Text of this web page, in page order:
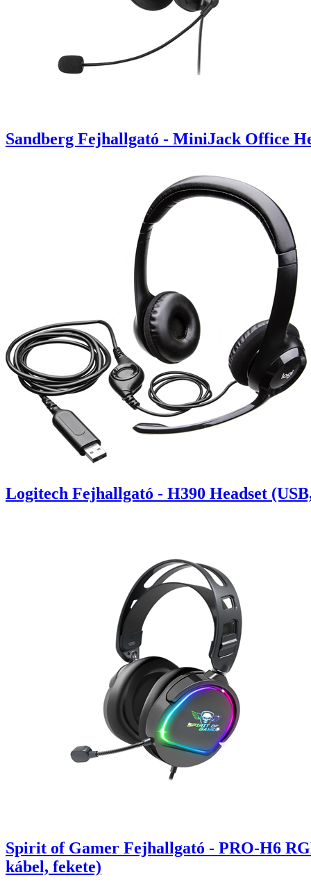
Sandberg Fejhallgató - MiniJack Office
Logitech Fejhallgató - H390 Headset
Spirit of Gamer Fejhallgató - PRO-H6
kábel, fekete)